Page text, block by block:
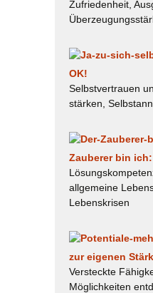
Zufriedenheit,
OK!
Selbstvertrauen
stärken,
Zauberer bin
allgemeine
Lebenskrisen
zur eigenen
Versteckte
Möglichkeiten